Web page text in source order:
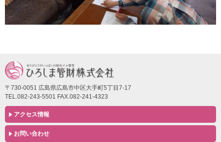
〒730-0051 広島県広島市中区大手町5丁目7-17
TEL.082-243-5501 FAX.082-241-4323
アクセス情報
お問い合わせ